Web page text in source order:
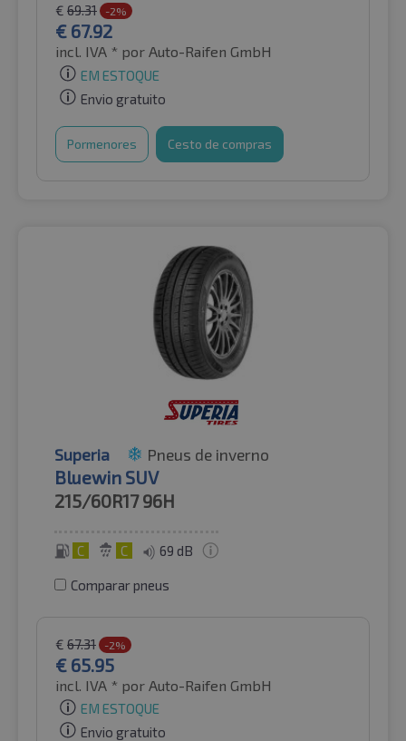
€ 69.31 -2%
€ 67.92
incl. IVA * por Auto-Raifen GmbH
EM ESTOQUE
Envio gratuito
Pormenores Cesto de compras
Superia Pneus de inverno
Bluewin SUV
215/60R17 96H
C C 69 dB
Comparar pneus
€ 67.31 -2%
€ 65.95
incl. IVA * por Auto-Raifen GmbH
EM ESTOQUE
Envio gratuito